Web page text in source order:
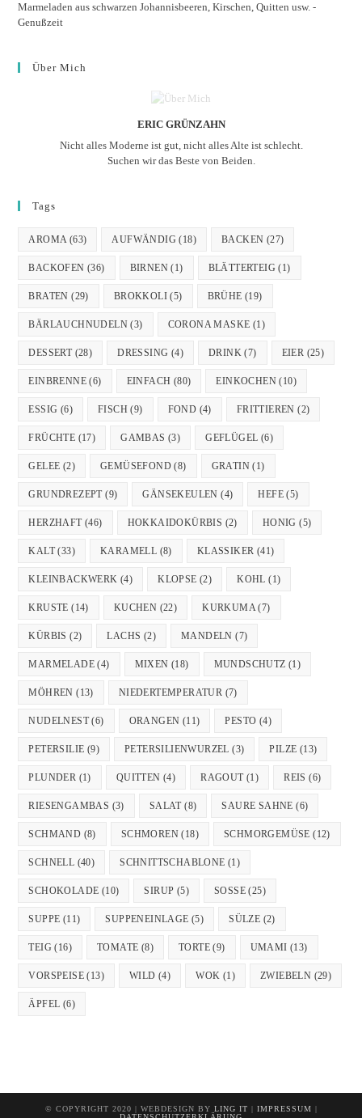
Marmeladen aus schwarzen Johannisbeeren, Kirschen, Quitten usw. -
Genußzeit
Über Mich
ERIC GRÜNZAHN
Nicht alles Moderne ist gut, nicht alles Alte ist schlecht.
Suchen wir das Beste von Beiden.
Tags
AROMA(63) AUFWÄNDIG (18) BACKEN (27)
BACKOFEN (36) BIRNEN (1) BLÄTTERTEIG (1)
BRATEN (29) BROKKOLI (5) BRÜHE (19)
BÄRLAUCHNUDELN (3) CORONA MASKE (1)
DESSERT(28) DRESSING (4) DRINK (7) EIER (25)
EINBRENNE (6) EINFACH (80) EINKOCHEN (10)
ESSIG (6) FISCH (9) FOND (4) FRITTIEREN (2)
FRÜCHTE (17) GAMBAS (3) GEFLÜGEL (6)
GELEE (2) GEMÜSEFOND (8) GRATIN (1)
GRUNDREZEPT(9) GÄNSEKEULEN (4) HEFE (5)
HERZHAFT(46) HOKKAIDOKÜRBIS (2) HONIG (5)
KALT(33) KARAMELL (8) KLASSIKER (41)
KLEINBACKWERK (4) KLOPSE (2) KOHL (1)
KRUSTE (14) KUCHEN (22) KURKUMA(7)
KÜRBIS (2) LACHS (2) MANDELN (7)
MARMELADE (4) MIXEN (18) MUNDSCHUTZ (1)
MÖHREN (13) NIEDERTEMPERATUR (7)
NUDELNEST(6) ORANGEN (11) PESTO (4)
PETERSILIE (9) PETERSILIENWURZEL (3) PILZE (13)
PLUNDER (1) QUITTEN (4) RAGOUT(1) REIS (6)
RIESENGAMBAS (3) SALAT(8) SAURE SAHNE (6)
SCHMAND (8) SCHMOREN (18) SCHMORGEMÜSE (12)
SCHNELL (40) SCHNITTSCHABLONE (1)
SCHOKOLADE (10) SIRUP (5) SOSSE (25)
SUPPE (11) SUPPENEINLAGE (5) SÜLZE (2)
TEIG (16) TOMATE (8) TORTE (9) UMAMI (13)
VORSPEISE (13) WILD (4) WOK (1) ZWIEBELN (29)
ÄPFEL (6)
© COPYRIGHT 2020 | WEBDESIGN BY LING IT | IMPRESSUM |